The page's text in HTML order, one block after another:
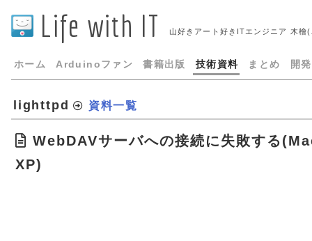
Life with IT 山好きアート好きITエンジニア 木檜
ホーム Arduinoファン 書籍出版 技術資料 まとめ 開
lighttpd 資料一覧
WebDAVサーバへの接続に失敗する
XP)